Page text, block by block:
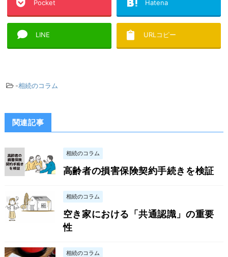
Pocket Hatena
LINE URLコピー
-相続のコラム
関連記事
相続のコラム
高齢者の損害保険契約手続きを検証
相続のコラム
空き家における「共通認識」の重要
性
相続のコラム